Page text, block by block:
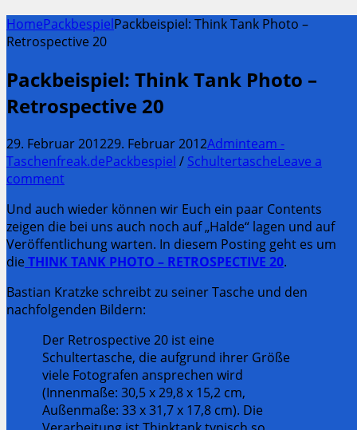
HomePackbespielPackbeispiel: Think Tank Photo –
Retrospective 20
Packbeispiel: Think Tank Photo –
Retrospective 20
29. Februar 201229. Februar 2012Adminteam -
Taschenfreak.dePackbespiel / SchultertascheLeave a
comment
Und auch wieder können wir Euch ein paar Contents
zeigen die bei uns auch noch auf „Halde“ lagen und auf
Veröffentlichung warten. In diesem Posting geht es um
dieTHINK TANK PHOTO – RETROSPECTIVE 20.
Bastian Kratzke schreibt zu seiner Tasche und den
nachfolgenden Bildern:
Der Retrospective 20 ist eine
Schultertasche, die aufgrund ihrer Größe
viele Fotografen ansprechen wird
(Innenmaße: 30,5 x 29,8 x 15,2 cm,
Außenmaße: 33 x 31,7 x 17,8 cm). Die